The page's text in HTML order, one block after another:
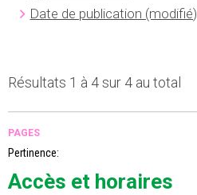
Date de publication (modifié)
Résultats 1 à 4 sur 4 au total
PAGES
Pertinence:
Accès et horaires